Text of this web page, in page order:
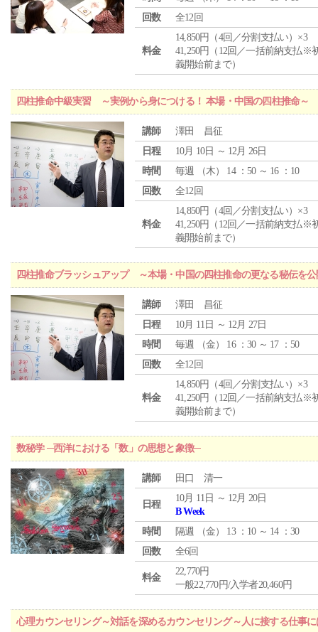
回数
全12回
料金
14,850円（4回／分割支払い）×3
41,250円（12回／一括前納支払※
義開始前まで）
四柱推命中級実習 ～実例から身につける！ 本場・中国の四柱推命～
講師
澤田 昌征
日程
10月 10日 ～ 12月 26日
時間
毎週 （木） 14 ：50 ～ 16 ：10
回数
全12回
料金
14,850円（4回／分割支払い）×3
41,250円（12回／一括前納支払※
義開始前まで）
四柱推命ブラッシュアップ ～本場・中国の四柱推命の更なる秘伝を
講師
澤田 昌征
日程
10月 11日 ～ 12月 27日
時間
毎週 （金） 16 ：30 ～ 17 ：50
回数
全12回
料金
14,850円（4回／分割支払い）×3
41,250円（12回／一括前納支払※
義開始前まで）
数秘学 ─西洋における「数」の思想と象徴─
講師 田口 清一
日程
10月 11日 ～ 12月 20日
B Week
時間
隔週 （金） 13 ：10 ～ 14 ：30
回数
全6回
料金
22,770円
一般22,770円/入学者20,460円
心理カウンセリング～対話を深めるカウンセリング～人に接する仕事